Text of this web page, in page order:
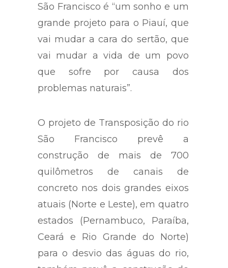
São Francisco é “um sonho e um
grande projeto para o Piauí, que
vai mudar a cara do sertão, que
vai mudar a vida de um povo
que sofre por causa dos
problemas naturais”.
O projeto de Transposição do rio
São Francisco prevê a
construção de mais de 700
quilômetros de canais de
concreto nos dois grandes eixos
atuais (Norte e Leste), em quatro
estados (Pernambuco, Paraíba,
Ceará e Rio Grande do Norte)
para o desvio das águas do rio,